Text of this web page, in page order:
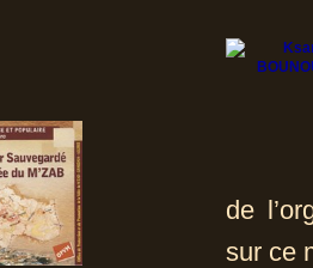
de
sur ce